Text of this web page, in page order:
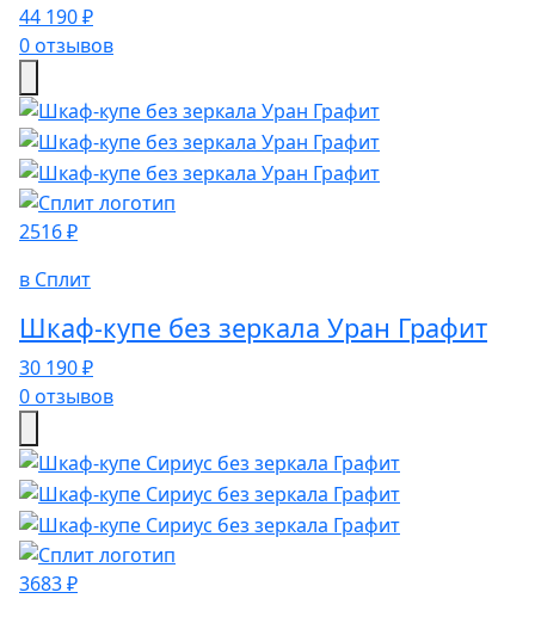
44 190 ₽
0 отзывов
2516 ₽
в Сплит
Шкаф-купе без зеркала Уран Графит
30 190 ₽
0 отзывов
3683 ₽